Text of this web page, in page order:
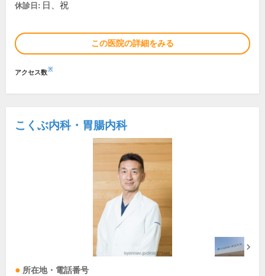
休診日: 日、祝
この医院の詳細をみる
アクセス数※
こくぶ内科・胃腸内科
所在地・電話番号